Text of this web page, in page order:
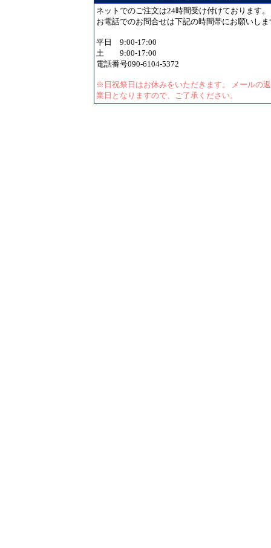
ネットでのご注文は24時間受け付けております。
お電話でのお問合せは下記の時間帯にお願いしま
平日 9:00-17:00
土 9:00-17:00
電話番号090-6104-5372
※日祝祭日はお休みをいただきます。 メールの
業日となりますので、ご了承ください。